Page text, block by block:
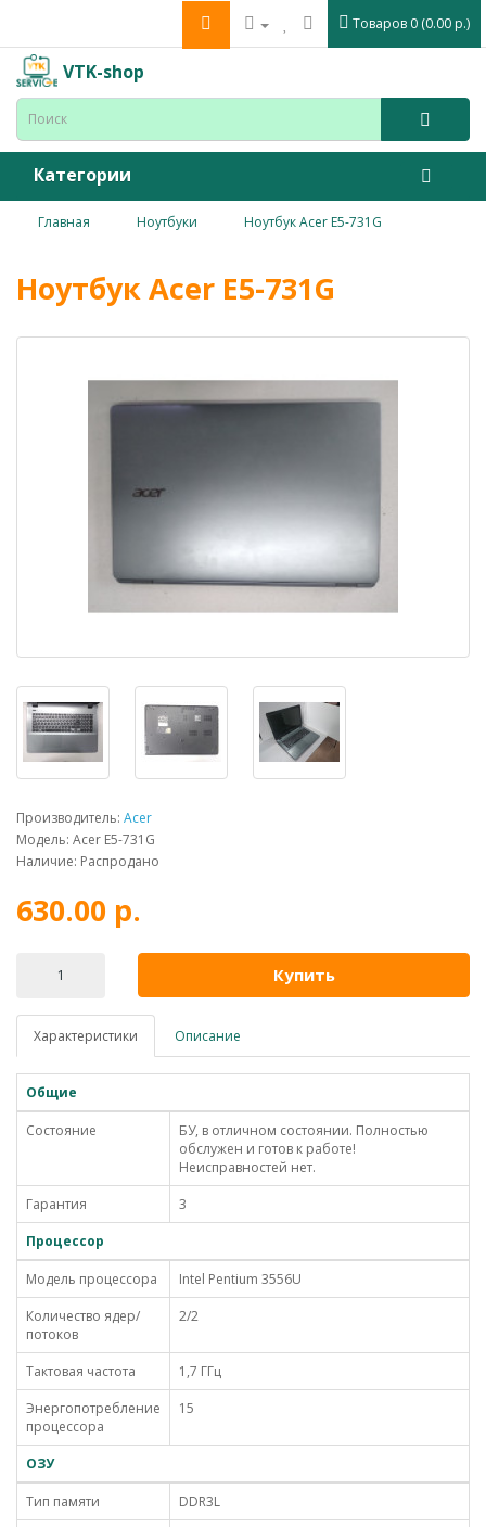
Товаров 0 (0.00 р.)
VTK-shop
Категории
Главная Ноутбуки Ноутбук Acer E5-731G
Ноутбук Acer E5-731G
Производитель: Acer
Модель: Acer E5-731G
Наличие: Распродано
630.00 р.
Купить
Характеристики Описание
Общие
Состояние
БУ, в отличном состоянии. Полностью
обслужен и готов к работе!
Неисправностей нет.
Гарантия
3
Процессор
Модель процессора
Intel Pentium 3556U
Количество ядер/
потоков
2/2
Тактовая частота
1,7 ГГц
Энергопотребление
процессора
15
ОЗУ
Тип памяти
DDR3L